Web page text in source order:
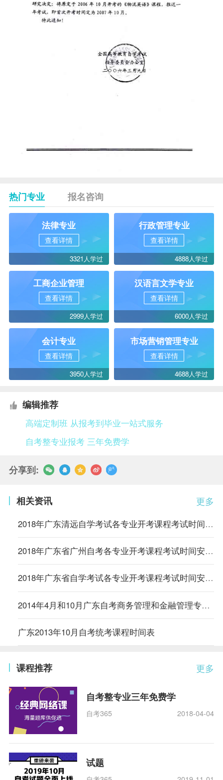
热门专业 报名咨询
法律专业
查看详情
3321人学过
行政管理专业
查看详情
4888人学过
工商企业管理
查看详情
2999人学过
汉语言文学专业
查看详情
6000人学过
会计专业
查看详情
3950人学过
市场营销管理专业
查看详情
4688人学过
编辑推荐
高端定制班 从报考到毕业一站式服务
自考整专业报考 三年免费学
分享到:
更多
相关资讯
2018年广东清远自学考试各专业开考课程考试时间安排的通知
2018年广东省广州自考各专业开考课程考试时间安排的通知
2018年广东省自学考试各专业开考课程考试时间安排的通知
2014年4月和10月广东自考商务管理和金融管理专业增加考试课程的通知
广东2013年10月自考统考课程时间表
更多
课程推荐
自考整专业三年免费学
自考365 2018-04-04
试题